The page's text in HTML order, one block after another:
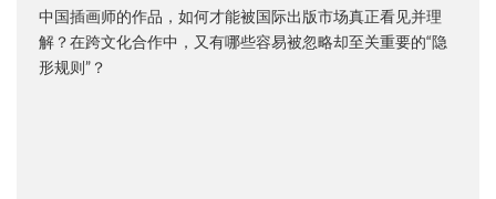
中国插画师的作品，如何才能被国际出版市场真正看见并理
解？在跨文化合作中，又有哪些容易被忽略却至关重要的“隐
形规则”？